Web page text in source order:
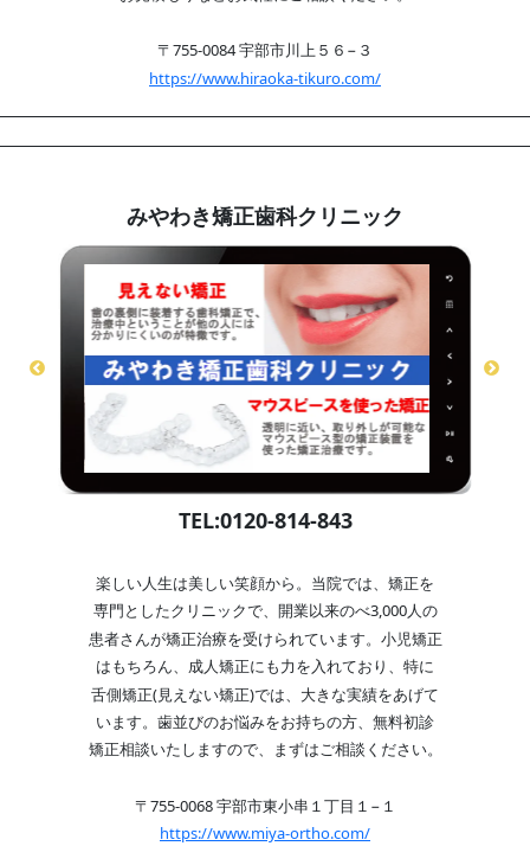
〒755-0084 宇部市川上５６−３
https://www.hiraoka-tikuro.com/
みやわき矯正歯科クリニック
TEL:0120-814-843
楽しい人生は美しい笑顔から。当院では、矯正を
専門としたクリニックで、開業以来のべ3,000人の
患者さんが矯正治療を受けられています。小児矯正
はもちろん、成人矯正にも力を入れており、特に
舌側矯正(見えない矯正)では、大きな実績をあげて
います。歯並びのお悩みをお持ちの方、無料初診
矯正相談いたしますので、まずはご相談ください。
〒755-0068 宇部市東小串１丁目１−１
https://www.miya-ortho.com/